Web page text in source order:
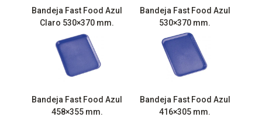
Bandeja Fast Food Azul
Claro 530×370 mm.
Bandeja Fast Food Azul
530×370 mm.
Bandeja Fast Food Azul
458×355 mm.
Bandeja Fast Food Azul
416×305 mm.